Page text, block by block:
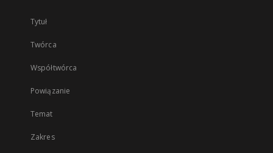
Tytuł
Twórca
Współtwórca
Powiązanie
Temat
Zakres